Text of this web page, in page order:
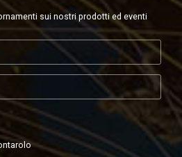
sui nostri prodotti ed eventi